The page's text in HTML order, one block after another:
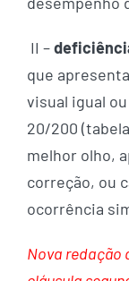
II –
que
visual igual
20/200
melhor olho,
correção, ou
ocorrência
Nova redação